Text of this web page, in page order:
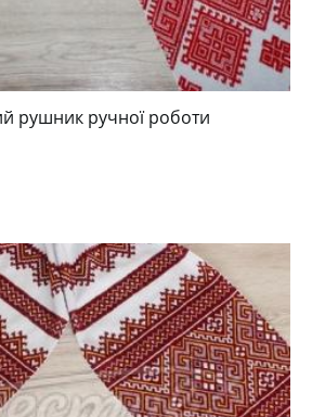
рушник ручної роботи